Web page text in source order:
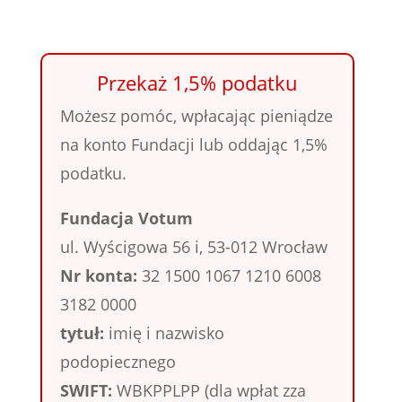
Przekaż 1,5% podatku
Możesz pomóc, wpłacając pieniądze
na konto Fundacji lub oddając 1,5%
podatku.
Fundacja Votum
ul. Wyścigowa 56 i, 53-012 Wrocław
Nr konta: 32 1500 1067 1210 6008
3182 0000
tytuł: imię i nazwisko
podopiecznego
SWIFT: WBKPPLPP (dla wpłat zza